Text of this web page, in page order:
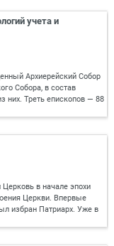
учета и
Архиерейский Собор
Собора, в состав
них. Треть епископов — 88
в начале эпохи
Церкви. Впервые
избран Патриарх. Уже в